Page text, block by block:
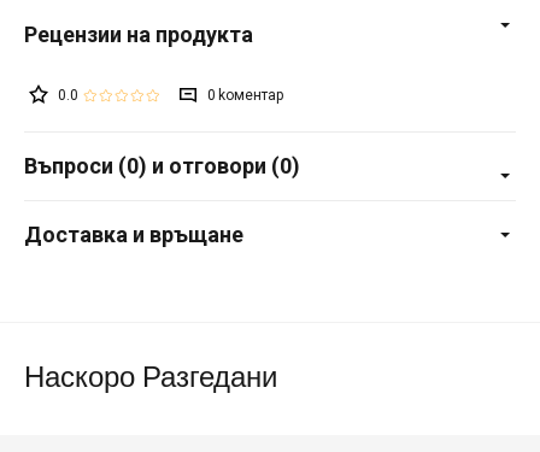
0.0 0
Въпроси (0) и отговори (0)
Доставка и връщане
Наскоро Разгедани